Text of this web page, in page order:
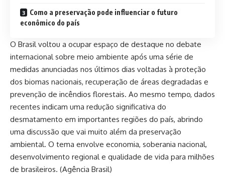
Como a preservação pode influenciar o futuro
econômico do país
O Brasil voltou a ocupar espaço de destaque no debate
internacional sobre meio ambiente após uma série de
medidas anunciadas nos últimos dias voltadas à proteção
dos biomas nacionais, recuperação de áreas degradadas e
prevenção de incêndios florestais. Ao mesmo tempo, dados
recentes indicam uma redução significativa do
desmatamento em importantes regiões do país, abrindo
uma discussão que vai muito além da preservação
ambiental. O tema envolve economia, soberania nacional,
desenvolvimento regional e qualidade de vida para milhões
de brasileiros. (Agência Brasil)